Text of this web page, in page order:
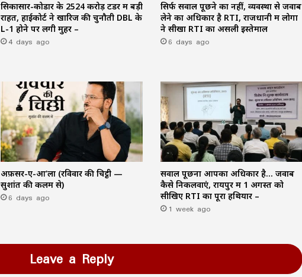
सिकासार-कोडार के ₹2524 करोड़ टेंडर में बड़ी
राहत, हाईकोर्ट ने खारिज की चुनौती DBL के
L-1 होने पर लगी मुहर –
4 days ago
सिर्फ सवाल पूछने का नहीं, व्यवस्था से जवाब
लेने का अधिकार है RTI, राजधानी में लोगों
ने सीखा RTI का असली इस्तेमाल
6 days ago
अफ़सर-ए-आ’ला (रविवार की चिट्ठी —
सुशांत की कलम से)
6 days ago
सवाल पूछना आपका अधिकार है… जवाब
कैसे निकलवाएं, रायपुर में 1 अगस्त को
सीखिए RTI का पूरा हथियार –
1 week ago
Leave a Reply